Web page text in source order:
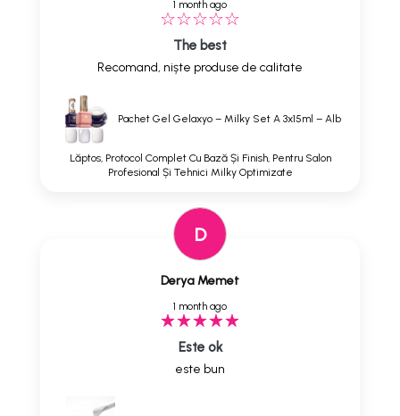
1 month ago
The best
Recomand, niște produse de calitate
Pachet Gel Gelaxyo – Milky Set A 3x15ml – Alb
Lăptos, Protocol Complet Cu Bază Și Finish, Pentru Salon
Profesional Și Tehnici Milky Optimizate
D
Derya Memet
1 month ago
Este ok
este bun